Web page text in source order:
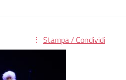
Stampa / Condividi